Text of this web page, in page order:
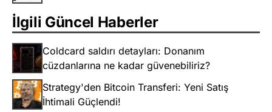
İlgili Güncel Haberler
Coldcard saldırı detayları: Donanım
cüzdanlarına ne kadar güvenebiliriz?
Strategy'den Bitcoin Transferi: Yeni Satış
İhtimali Güçlendi!